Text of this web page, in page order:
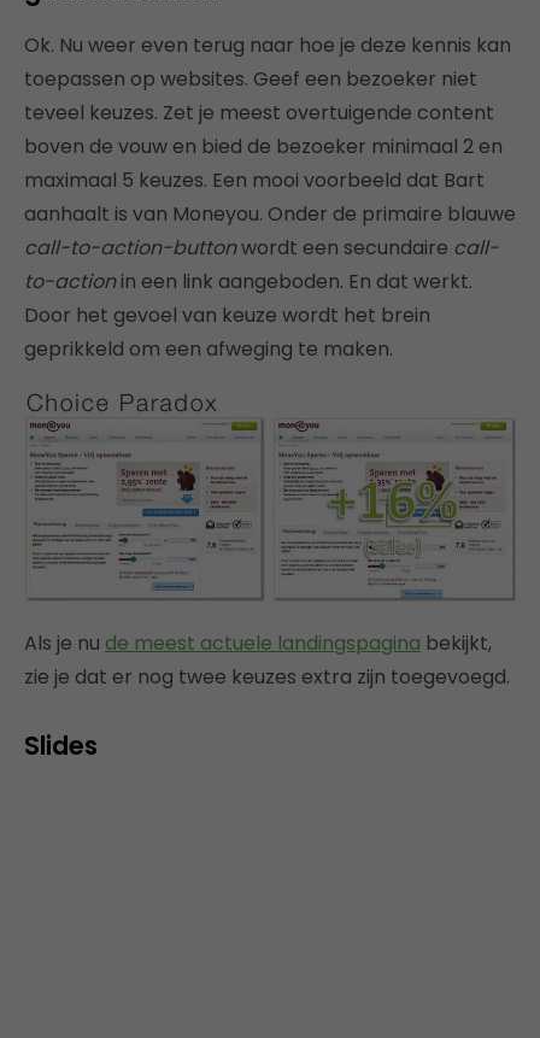
Ok. Nu weer even terug naar hoe je deze kennis kan
toepassen op websites. Geef een bezoeker niet
teveel keuzes. Zet je meest overtuigende content
boven de vouw en bied de bezoeker minimaal 2 en
maximaal 5 keuzes. Een mooi voorbeeld dat Bart
aanhaalt is van Moneyou. Onder de primaire blauwe
call-to-action-buttonwordt een secundaire call-
to-actionin een link aangeboden. En dat werkt.
Door het gevoel van keuze wordt het brein
geprikkeld om een afweging te maken.
Als je nu de meest actuele landingspagina bekijkt,
zie je dat er nog twee keuzes extra zijn toegevoegd.
Slides